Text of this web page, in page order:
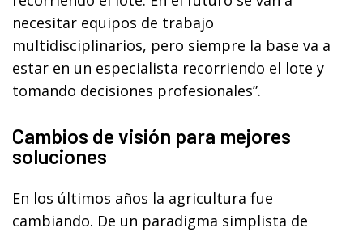
necesitar equipos de trabajo
multidisciplinarios, pero siempre la base va a
estar en un especialista recorriendo el lote y
tomando decisiones profesionales”.
Cambios de visión para mejores
soluciones
En los últimos años la agricultura fue
cambiando. De un paradigma simplista de